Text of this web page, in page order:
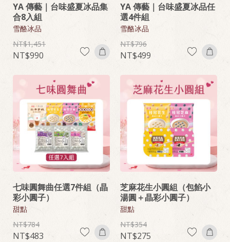
YA 傳藝｜台味盛夏冰品集
合8入組
雪酪冰品
1,451
990
YA 傳藝｜台味盛夏冰品任
選4件組
雪酪冰品
796
499
七味圓舞曲任選7件組（晶
彩小圓子）
甜點
784
483
芝麻花生小圓組（包餡小
湯圓＋晶彩小圓子）
甜點
354
275